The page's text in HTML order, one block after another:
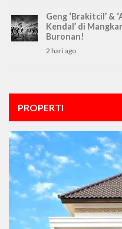
Geng ‘Brakitcil’ &
Kendal’ di
Buronan!
2 hari ago
PROPERTI